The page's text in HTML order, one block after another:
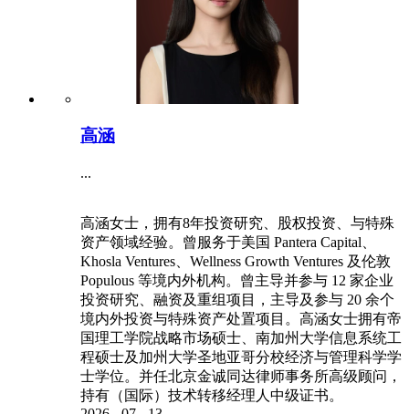
高涵
...
高涵女士，拥有8年投资研究、股权投资、与特殊
资产领域经验。曾服务于美国 Pantera Capital、
Khosla Ventures、Wellness Growth Ventures 及伦敦
Populous 等境内外机构。曾主导并参与 12 家企业
投资研究、融资及重组项目，主导及参与 20 余个
境内外投资与特殊资产处置项目。高涵女士拥有帝
国理工学院战略市场硕士、南加州大学信息系统工
程硕士及加州大学圣地亚哥分校经济与管理科学学
士学位。并任北京金诚同达律师事务所高级顾问，
持有（国际）技术转移经理人中级证书。